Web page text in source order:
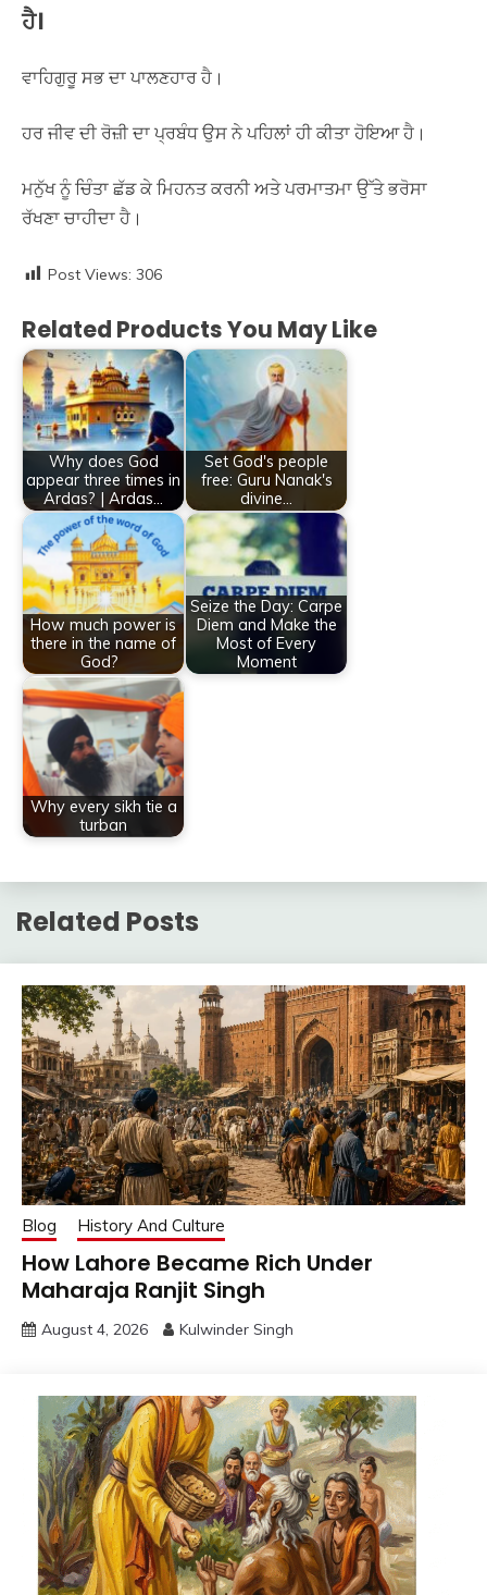
ਹੈ।
ਵਾਹਿਗੁਰੂ ਸਭ ਦਾ ਪਾਲਣਹਾਰ ਹੈ।
ਹਰ ਜੀਵ ਦੀ ਰੋਜ਼ੀ ਦਾ ਪ੍ਰਬੰਧ ਉਸ ਨੇ ਪਹਿਲਾਂ ਹੀ ਕੀਤਾ ਹੋਇਆ ਹੈ।
ਮਨੁੱਖ ਨੂੰ ਚਿੰਤਾ ਛੱਡ ਕੇ ਮਿਹਨਤ ਕਰਨੀ ਅਤੇ ਪਰਮਾਤਮਾ ਉੱਤੇ ਭਰੋਸਾ
ਰੱਖਣਾ ਚਾਹੀਦਾ ਹੈ।
Post Views: 306
Related Products You May Like
Why does God
appear three times in
Ardas? | Ardas…
Set God's people
free: Guru Nanak's
divine…
How much power is
there in the name of
God?
Seize the Day: Carpe
Diem and Make the
Most of Every
Moment
Why every sikh tie a
turban
Related Posts
Blog History And Culture
How Lahore Became Rich Under
Maharaja Ranjit Singh
August 4, 2026 Kulwinder Singh